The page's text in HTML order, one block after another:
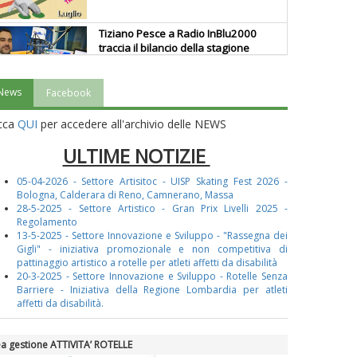
Tiziano Pesce a Radio InBlu2000
traccia il bilancio della stagione
La formazione Uisp rallenta ma
prosegue anche in estate
Tiziano Pesce nel Cda di
Fondazione Terzjus: prima riunione
a Roma
Facebook
QUI per accedere all'archivio delle NEWS
ULTIME NOTIZIE
05-04-2026 - Settore Artisitoc - UISP Skating Fest 2026 -
Bologna, Calderara di Reno, Camnerano, Massa
28-5-2025 - Settore Artistico - Gran Prix Livelli 2025 -
Regolamento
13-5-2025 - Settore Innovazione e Sviluppo - "Rassegna dei
Gigli" - iniziativa promozionale e non competitiva di
pattinaggio artistico a rotelle per atleti affetti da disabilità
20-3-2025 - Settore Innovazione e Sviluppo - Rotelle Senza
Barriere - Iniziativa della Regione Lombardia per atleti
affetti da disabilità.
gestione ATTIVITA’ ROTELLE